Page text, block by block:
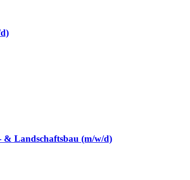
& Landschaftsbau (m/w/d)